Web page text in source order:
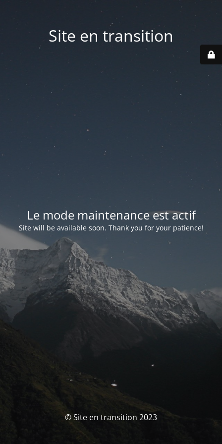
Site en transition
Le mode maintenance est actif
Site will be available soon. Thank you for your patience!
© Site en transition 2023